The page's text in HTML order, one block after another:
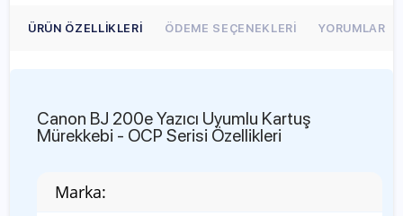
ÜRÜN ÖZELLIKLERI ÖDEME SEÇENEKLERI YORUMLAR
Canon BJ 200e Yazıcı Uyumlu Kartuş
Mürekkebi - OCP Serisi Özellikleri
Marka: